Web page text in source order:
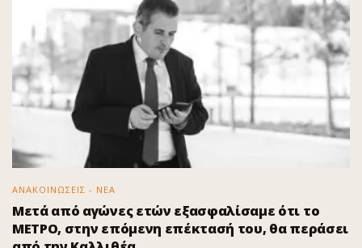
ΑΝΑΚΟΙΝΩΣΕΙΣ - ΝΕΑ
Μετά από αγώνες ετών εξασφαλίσαμε ότι το
ΜΕΤΡΟ, στην επόμενη επέκτασή του, θα περάσει